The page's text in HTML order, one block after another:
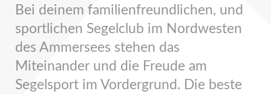
Bei deinem familienfreundlichen, und
sportlichen Segelclub im Nordwesten
des Ammersees stehen das
Miteinander und die Freude am
Segelsport im Vordergrund. Die beste